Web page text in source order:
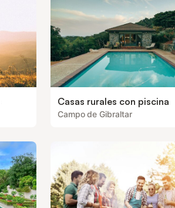
Casas rurales con piscina
Campo de Gibraltar